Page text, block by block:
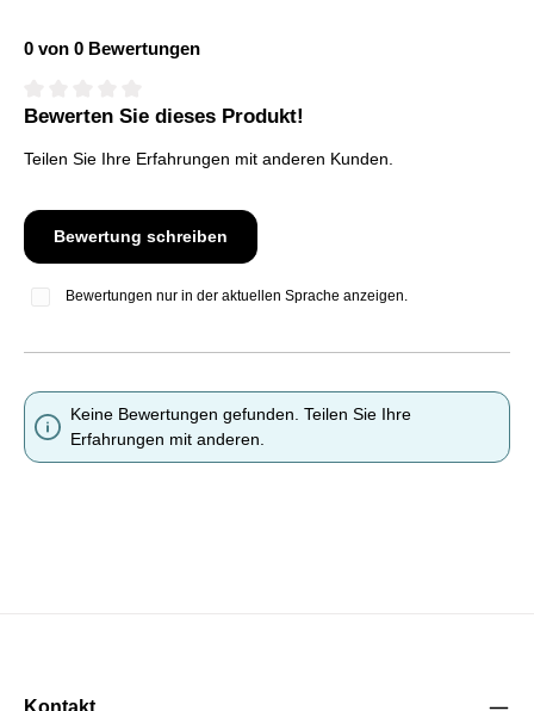
0 von 0 Bewertungen
Durchschnittliche Bewertung von 0 von 5 Sternen
Bewerten Sie dieses Produkt!
Teilen Sie Ihre Erfahrungen mit anderen Kunden.
Bewertung schreiben
Bewertungen nur in der aktuellen Sprache anzeigen.
Keine Bewertungen gefunden. Teilen Sie Ihre
Erfahrungen mit anderen.
Kontakt